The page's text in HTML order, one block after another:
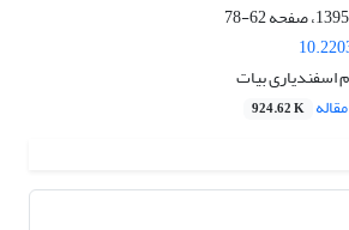
62-78
اسفندیاری بیات
924.62 K